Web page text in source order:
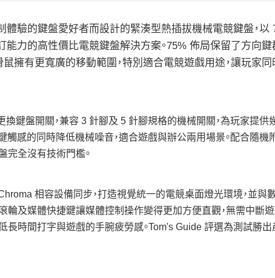
驗的鍵盤愛好者而設計的緊湊型熱插拔機械電競鍵盤，
力的高性價比電競鍵盤解決方案。75% 佈局保留了方向
擁有更寬廣的移動範圍，特別適合電競遊戲用途，讓玩家
鍵盤開關，兼容 3 針腳及 5 針腳規格的機械開關，為玩家提供
觸感的同時降低機械噪音，適合遊戲與辦公兩用場景。配合隨
完全沒有技術門檻。
相容設備同步，打造視覺統一的電競桌面燈光環境，並
輪及媒體快捷鍵讓媒體控制操作變得更加方便直觀，無需中斷
長時間打字與遊戲的手腕疲勞感。Tom's Guide 評選為測試勝